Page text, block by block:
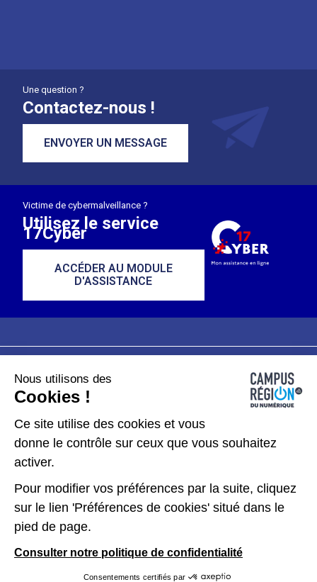
Une question ?
Contactez-nous !
ENVOYER UN MESSAGE
Victime de cybermalveillance ?
Utilisez le service
17Cyber
ACCÉDER AU MODULE
D'ASSISTANCE
Plan du site
Données personnelles
Gérer les cookies
Kit de communication
Accessibilité : partiellement conforme
Nous utilisons des
Cookies !
Ce site utilise des cookies et vous
donne le contrôle sur ceux que vous souhaitez
activer.
Pour modifier vos préférences par la suite, cliquez
sur le lien 'Préférences de cookies' situé dans le
pied de page.
Consulter notre politique de confidentialité
Consentements certifiés par